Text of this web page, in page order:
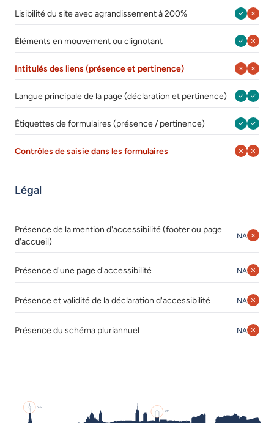
Lisibilité du site avec agrandissement à 200% AoûtAoût
Éléments en mouvement ou clignotant AoûtAoût
Intitulés des liens (présence et pertinence) AoûtAoût
Langue principale de la page (déclaration et pertinence) AoûtAoût
Étiquettes de formulaires (présence / pertinence) AoûtAoût
Contrôles de saisie dans les formulaires AoûtAoût
Légal
Présence de la mention d'accessibilité (footer ou page
d'accueil)
Août
NAAoût
Présence d'une page d'accessibilité Août
NAAoût
Présence et validité de la déclaration d'accessibilité Août
NAAoût
Présence du schéma pluriannuel Août
NAAoût